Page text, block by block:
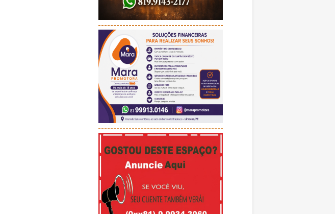
-----------------------------------------
-----------------------------------------